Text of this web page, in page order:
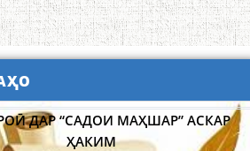
ДАР “САДОИ МАҲШАР” АСКАР
ҲАКИМ